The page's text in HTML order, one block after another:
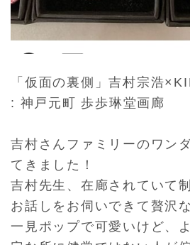
「仮面の裏側」吉村宗浩
: 神戸元町 歩歩琳堂画廊
吉村さんファミリーのワン
てきました！
吉村先生、在廊されていて
お話しをお伺いできて贅沢
一見ポップで可愛いけど、